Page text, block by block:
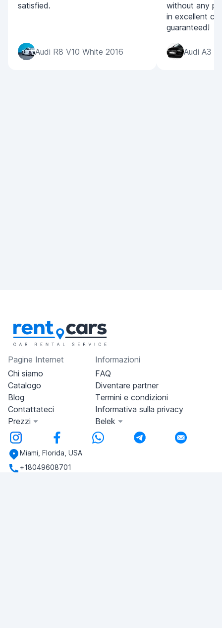
satisfied.
Audi R8 V10 White 2016
without any
in excellent
guaranteed!
Audi A3
Pagine Internet
Chi siamo
Catalogo
Blog
Contattateci
Prezzi
Informazioni
FAQ
Diventare partner
Termini e condizioni
Informativa sulla privacy
Belek
Miami, Florida, USA
+18049608701